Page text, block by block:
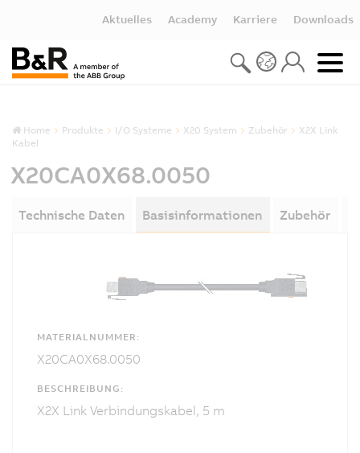
Aktuelles Academy Karriere Downloads
Home Produkte I/O Systeme X20 System Zubehör
X2X Link
Kabel
X20CA0X68.0050
Technische Daten Basisinformationen Zubehör
MATERIALNUMMER:
X20CA0X68.0050
BESCHREIBUNG:
X2X Link Verbindungskabel, 5 m